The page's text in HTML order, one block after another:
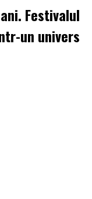
Festivalul
un univers